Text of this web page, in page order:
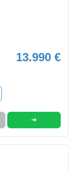
13.990 €
➜